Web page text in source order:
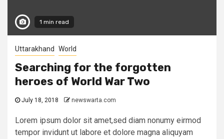
1 min read
Uttarakhand World
Searching for the forgotten
heroes of World War Two
July 18, 2018 newswarta.com
Lorem ipsum dolor sit amet,sed diam nonumy eirmod
tempor invidunt ut labore et dolore magna aliquyam